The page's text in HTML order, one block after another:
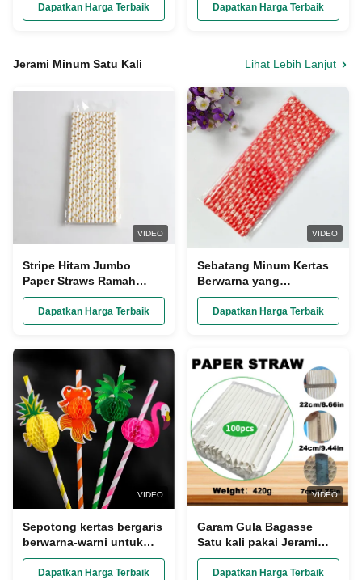
Lingkungan
Dapatkan Harga Terbaik
Lapisan Piala kertas
untuk dibawa pergi
Dapatkan Harga Terbaik
Jerami Minum Satu Kali Lihat Lebih Lanjut
VIDEO
Stripe Hitam Jumbo
Paper Straws Ramah
Lingkungan dan Bisa
Dibuang untuk Minum
Bubble Tea
Dapatkan Harga Terbaik
VIDEO
Sebatang Minum Kertas
Berwarna yang
Disesuaikan yang Dibuat
dari Bagasse untuk
Minuman Ramah
Dapatkan Harga Terbaik
VIDEO
Sepotong kertas bergaris
berwarna-warni untuk
merayakan pesta 20cm
Panjang
Dapatkan Harga Terbaik
VIDEO
Garam Gula Bagasse
Satu kali pakai Jerami
20cm Panjang Kompos
dan Biodegradable
Dapatkan Harga Terbaik